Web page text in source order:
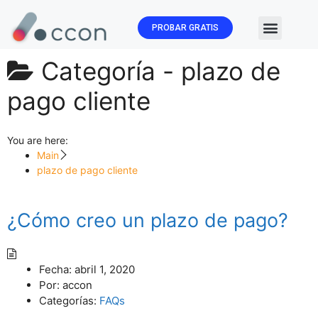
PROBAR GRATIS
Categoría - plazo de
pago cliente
You are here:
Main
plazo de pago cliente
¿Cómo creo un plazo de pago?
Fecha: abril 1, 2020
Por: accon
Categorías: FAQs